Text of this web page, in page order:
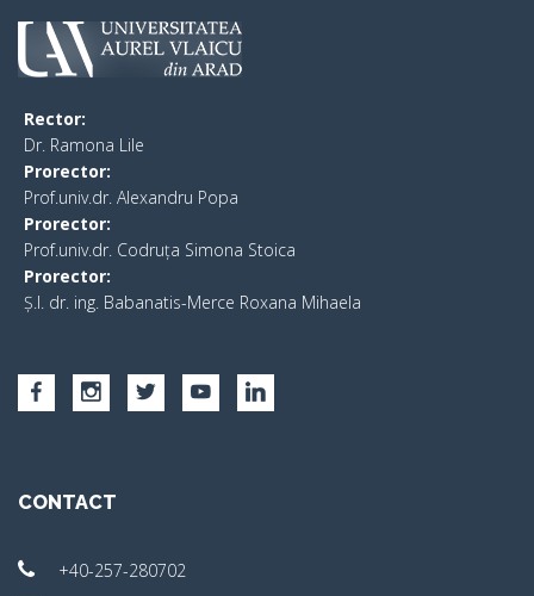
Rector:
​Dr. Ramona Lile
Prorector:
Prof.univ.dr. Alexandru Popa
Prorector:
Prof.univ.dr. Codruța Simona Stoica
Prorector:
Ș.I. dr. ing. Babanatis-Merce Roxana Mihaela
CONTACT
+40-257-280702